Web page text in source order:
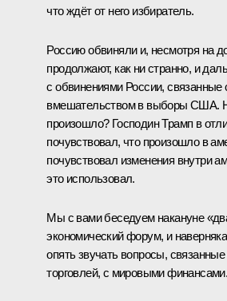
что ждёт от него избиратель.
Россию обвиняли и, несмотря на
продолжают, как ни странно, и
с обвинениями России,
вмешательством в выборы США.
произошло? Господин Трамп в
почувствовал, что произошло в
почувствовал изменения внутри
это использовал.
Мы с вами беседуем накануне
экономический форум, и
опять звучать вопросы,
торговлей, с мировыми финансами.